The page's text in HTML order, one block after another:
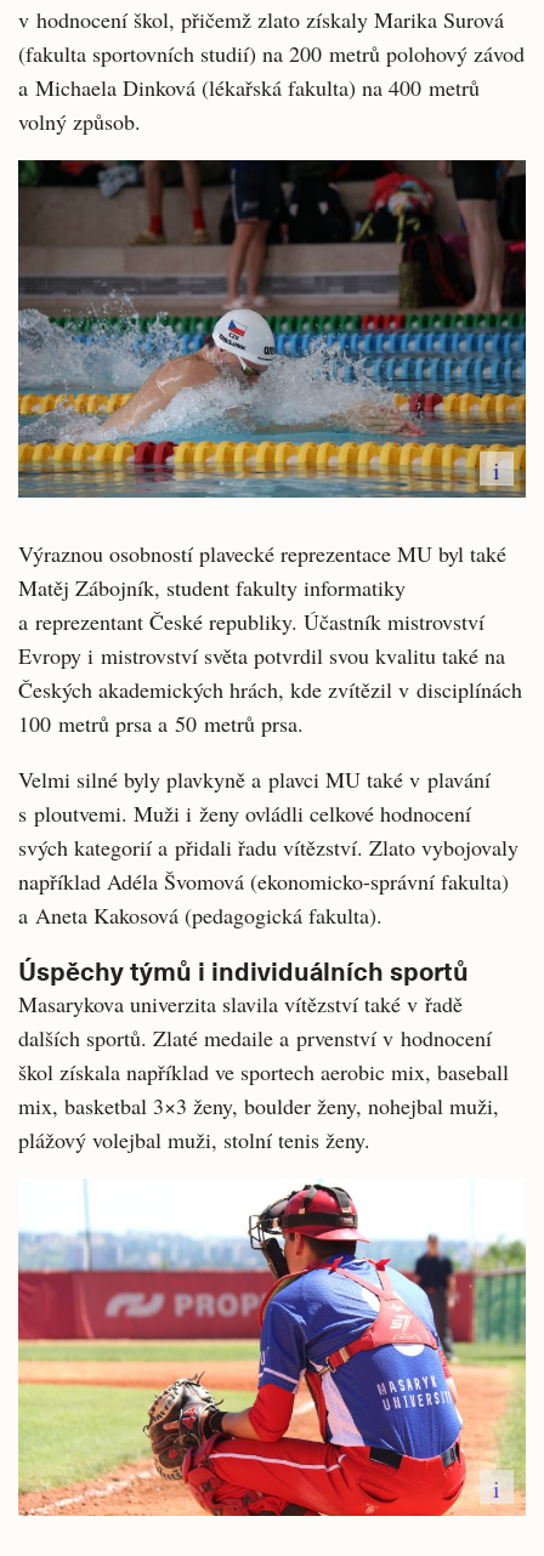
v hodnocení škol, přičemž zlato získaly Marika Surová
(fakulta sportovních studií) na 200 metrů polohový závod
a Michaela Dinková (lékařská fakulta) na 400 metrů
volný způsob.
i
Výraznou osobností plavecké reprezentace MU byl také
Matěj Zábojník, student fakulty informatiky
a reprezentant České republiky. Účastník mistrovství
Evropy i mistrovství světa potvrdil svou kvalitu také na
Českých akademických hrách, kde zvítězil v disciplínách
100 metrů prsa a 50 metrů prsa.
Velmi silné byly plavkyně a plavci MU také v plavání
s ploutvemi. Muži i ženy ovládli celkové hodnocení
svých kategorií a přidali řadu vítězství. Zlato vybojovaly
například Adéla Švomová (ekonomicko-správní fakulta)
a Aneta Kakosová (pedagogická fakulta).
Úspěchy týmů i individuálních sportů
Masarykova univerzita slavila vítězství také v řadě
dalších sportů. Zlaté medaile a prvenství v hodnocení
škol získala například ve sportech aerobic mix, baseball
mix, basketbal 3×3 ženy, boulder ženy, nohejbal muži,
plážový volejbal muži, stolní tenis ženy.
i